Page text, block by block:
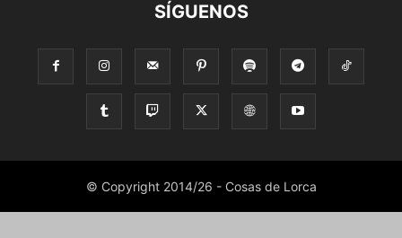
SÍGUENOS
© Copyright 2014/26 - Cosas de Lorca